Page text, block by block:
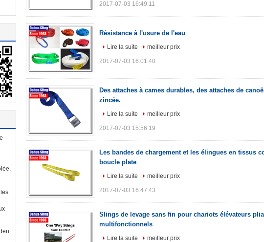
2017-07-03 16:49:11
Résistance à l'usure de l'eau
Lire la suite meilleur prix
2017-07-03 16:01:40
Des attaches à cames durables, des attaches de
zincée.
Lire la suite meilleur prix
2017-07-03 15:56:19
Les bandes de chargement et les élingues en tissus
boucle plate
Lire la suite meilleur prix
2017-07-03 16:47:43
Slings de levage sans fin pour chariots élévateurs
multifonctionnels
Lire la suite meilleur prix